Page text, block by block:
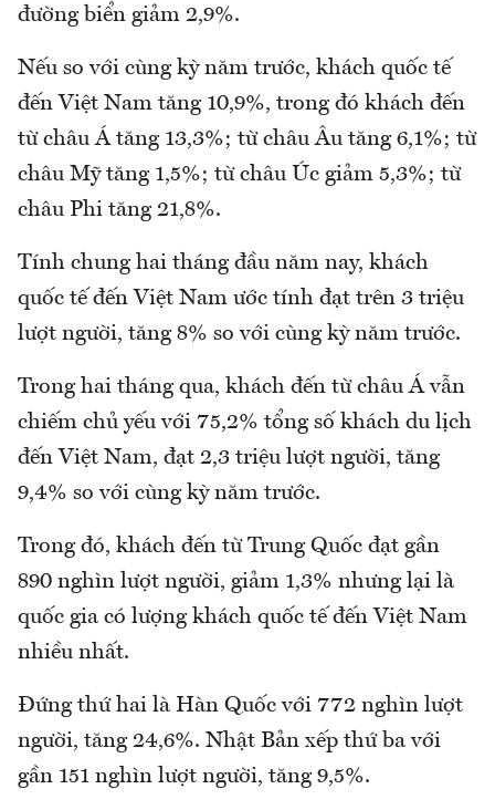
đường biển giảm 2,9%.
Nếu so với cùng kỳ năm trước, khách quốc tế
đến Việt Nam tăng 10,9%, trong đó khách đến
từ châu Á tăng 13,3%; từ châu Âu tăng 6,1%; từ
châu Mỹ tăng 1,5%; từ châu Úc giảm 5,3%; từ
châu Phi tăng 21,8%.
Tính chung hai tháng đầu năm nay, khách
quốc tế đến Việt Nam ước tính đạt trên 3 triệu
lượt người, tăng 8% so với cùng kỳ năm trước.
Trong hai tháng qua, khách đến từ châu Á vẫn
chiếm chủ yếu với 75,2% tổng số khách du lịch
đến Việt Nam, đạt 2,3 triệu lượt người, tăng
9,4% so với cùng kỳ năm trước.
Trong đó, khách đến từ Trung Quốc đạt gần
890 nghìn lượt người, giảm 1,3% nhưng lại là
quốc gia có lượng khách quốc tế đến Việt Nam
nhiều nhất.
Đứng thứ hai là Hàn Quốc với 772 nghìn lượt
người, tăng 24,6%. Nhật Bản xếp thứ ba với
gần 151 nghìn lượt người, tăng 9,5%.